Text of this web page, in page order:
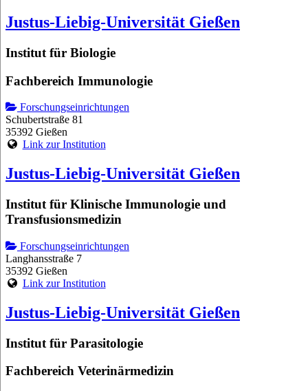
Justus-Liebig-Universität Gießen
Institut für Biologie
Fachbereich Immunologie
Forschungseinrichtungen
Schubertstraße 81
35392 Gießen
Link zur Institution
Justus-Liebig-Universität Gießen
Institut für Klinische Immunologie und
Transfusionsmedizin
Forschungseinrichtungen
Langhansstraße 7
35392 Gießen
Link zur Institution
Justus-Liebig-Universität Gießen
Institut für Parasitologie
Fachbereich Veterinärmedizin